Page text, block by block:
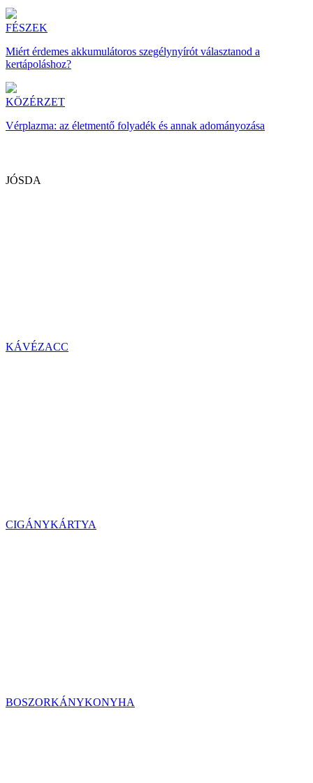
FÉSZEK
Miért érdemes akkumulátoros szegélynyírót választanod a
kertápoláshoz?
KÖZÉRZET
Vérplazma: az életmentő folyadék és annak adományozása
JÓSDA
KÁVÉZACC
CIGÁNYKÁRTYA
BOSZORKÁNYKONYHA